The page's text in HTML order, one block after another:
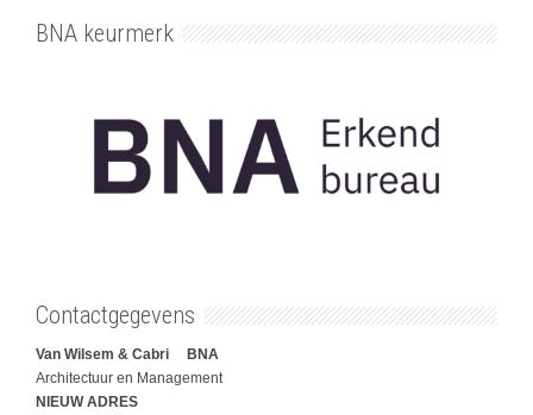
BNA keurmerk
Contactgegevens
Van Wilsem & Cabri BNA
Architectuur en Management
NIEUW ADRES